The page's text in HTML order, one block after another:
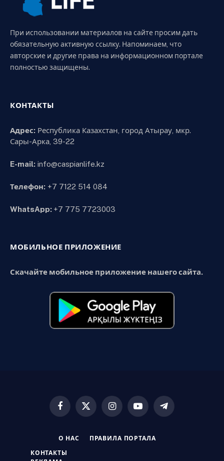
При использовании материалов на сайте просим дать
обязательную активную ссылку. Напоминаем, что
авторские и другие права на информационном портале
полностью защищены.
КОНТАКТЫ
Адрес: Республика Казахстан, город Атырау, мкр.
Сары-Арка, 39-22
E-mail: info@caspianlife.kz
Телефон: +7 7122 514 084
WhatsApp: +7 775 7723003
МОБИЛЬНОЕ ПРИЛОЖЕНИЕ
Скачайте мобильное приложение нашего сайта.
Facebook
X
InstagramYouTubeTelegram
О НАС ПРАВИЛА ПОРТАЛА
КОНТАКТЫ